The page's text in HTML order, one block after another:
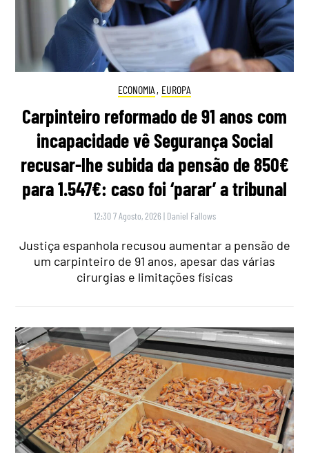
ECONOMIA , EUROPA
Carpinteiro reformado de 91 anos com
incapacidade vê Segurança Social
recusar-lhe subida da pensão de 850€
para 1.547€: caso foi ‘parar’ a tribunal
12:30 7 Agosto, 2026 | Daniel Fallows
Justiça espanhola recusou aumentar a pensão de
um carpinteiro de 91 anos, apesar das várias
cirurgias e limitações físicas